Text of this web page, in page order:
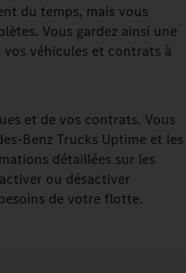
du temps, mais vous
Vous gardez ainsi une
véhicules et contrats à
et de vos contrats. Vous
Benz Trucks Uptime et les
détaillées sur les
ou désactiver
de votre flotte.